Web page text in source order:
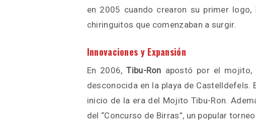
en 2005 cuando crearon su primer
chiringuitos que comenzaban a surgir.
Innovaciones y Expansión
En 2006,Tibu-Ron apostó por el mojito,
desconocida en la playa de
inicio de la era del Mojito Tibu-Ron.
del “Concurso de Birras”, un popular